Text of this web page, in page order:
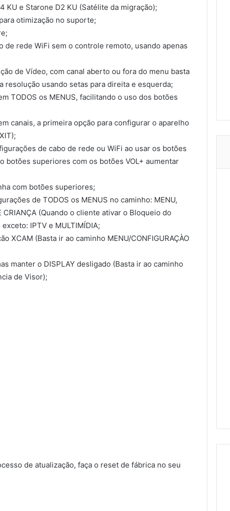
KU e Starone D2 KU (Satélite da migração);
otimização no suporte;
de rede WiFi sem o controle remoto, usando apenas
de Vídeo, com canal aberto ou fora do menu basta
resolução usando setas para direita e esquerda;
TODOS os MENUS, facilitando o uso dos botões
canais, a primeira opção para configurar o aparelho
de cabo de rede ou WiFi ao usar os botões
botões superiores com os botões VOL+ aumentar
com botões superiores;
de TODOS os MENUS no caminho: MENU,
CRIANÇA (Quando o cliente ativar o Bloqueio do
IPTV e MULTIMÍDIA;
XCAM (Basta ir ao caminho MENU/CONFIGURAÇÀO
manter o DISPLAY desligado (Basta ir ao caminho
de Visor);
de atualização, faça o reset de fábrica no seu